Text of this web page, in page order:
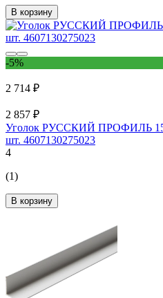
В корзину
-5%
2 714 ₽
2 857 ₽
Уголок РУССКИЙ ПРОФИЛЬ
шт. 4607130275023
4
(1)
В корзину